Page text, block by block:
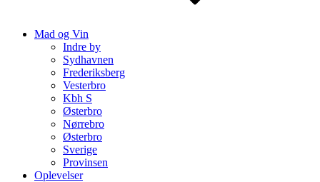
Mad og Vin
Indre by
Sydhavnen
Frederiksberg
Vesterbro
Kbh S
Østerbro
Nørrebro
Østerbro
Sverige
Provinsen
Oplevelser